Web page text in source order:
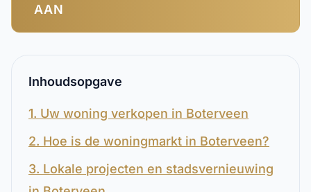
AAN
Inhoudsopgave
1. Uw woning verkopen in Boterveen
2. Hoe is de woningmarkt in Boterveen?
3. Lokale projecten en stadsvernieuwing